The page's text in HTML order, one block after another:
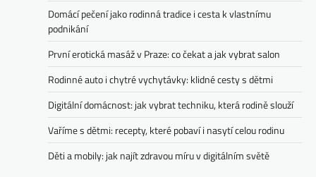
Domácí pečení jako rodinná tradice i cesta k vlastnímu
podnikání
První erotická masáž v Praze: co čekat a jak vybrat salon
Rodinné auto i chytré vychytávky: klidné cesty s dětmi
Digitální domácnost: jak vybrat techniku, která rodině slouží
Vaříme s dětmi: recepty, které pobaví i nasytí celou rodinu
Děti a mobily: jak najít zdravou míru v digitálním světě